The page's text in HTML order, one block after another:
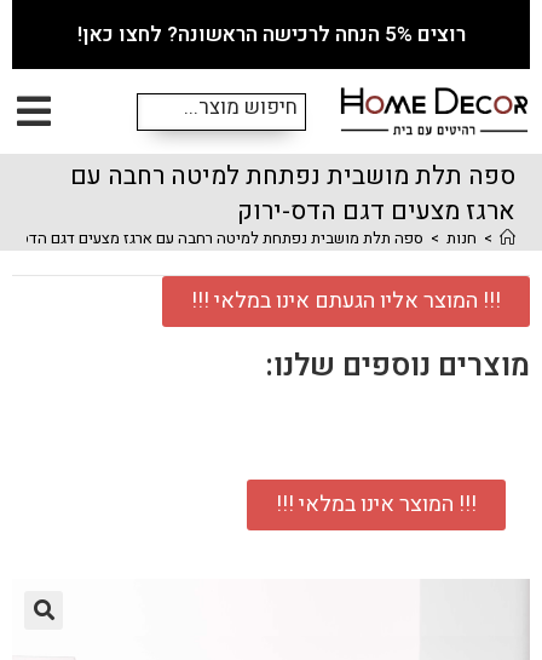
רוצים 5% הנחה לרכישה הראשונה? לחצו כאן!
ספה תלת מושבית נפתחת למיטה רחבה עם
ארגז מצעים דגם הדס-ירוק
> חנות > ספה תלת מושבית נפתחת למיטה רחבה עם ארגז מצעים דגם הדס-
!!! המוצר אליו הגעתם אינו במלאי !!!
מוצרים נוספים שלנו:
!!! המוצר אינו במלאי !!!